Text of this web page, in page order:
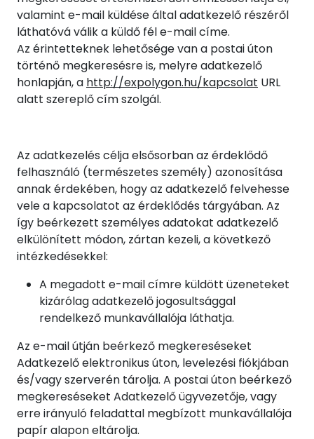
valamint e-mail küldése által adatkezelő részéről
láthatóvá válik a küldő fél e-mail címe.
Az érintetteknek lehetősége van a postai úton
történő megkeresésre is, melyre adatkezelő
honlapján, a http://expolygon.hu/kapcsolat URL
alatt szereplő cím szolgál.
Az adatkezelés célja elsősorban az érdeklődő
felhasználó (természetes személy) azonosítása
annak érdekében, hogy az adatkezelő felvehesse
vele a kapcsolatot az érdeklődés tárgyában. Az
így beérkezett személyes adatokat adatkezelő
elkülönített módon, zártan kezeli, a következő
intézkedésekkel:
A megadott e-mail címre küldött üzeneteket
kizárólag adatkezelő jogosultsággal
rendelkező munkavállalója láthatja.
Az e-mail útján beérkező megkereséseket
Adatkezelő elektronikus úton, levelezési fiókjában
és/vagy szerverén tárolja. A postai úton beérkező
megkereséseket Adatkezelő ügyvezetője, vagy
erre irányuló feladattal megbízott munkavállalója
papír alapon eltárolja.